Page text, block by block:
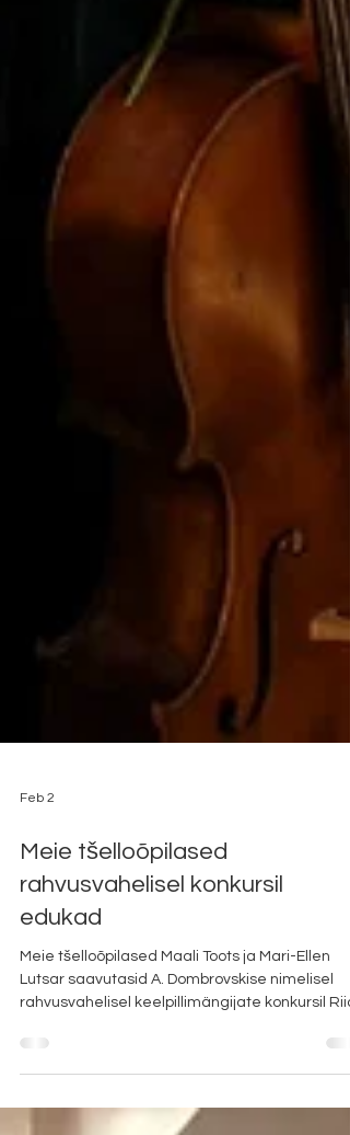
Feb 2
Meie tšelloõpilased
rahvusvahelisel konkursil
edukad
Meie tšelloõpilased Maali Toots ja Mari-Ellen
rahvusvahelisel keelpillimängijate konkursil